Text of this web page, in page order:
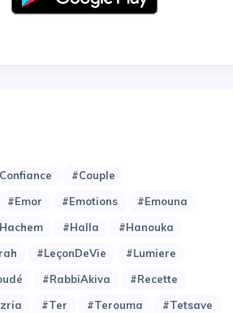
#Couple
#Emor #Emotions
#Emouna
#Halla
#Hanouka
#LeçonDeVie
#Lumiere
#RabbiAkiva
#Recette
#Ter #Terouma #Tetsave